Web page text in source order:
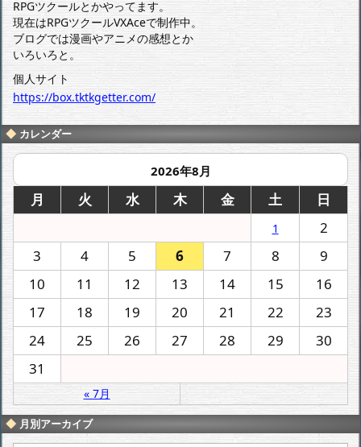
RPGツクールとかやってます。
現在はRPGツクールVXAceで制作中。
ブログでは漫画やアニメの感想とか
いろいろと。
個人サイト
https://box.tktkgetter.com/
カレンダー
2026年8月
月 火 水 木 金 土 日
1
2
3
4 5 6 7 8
9
10
11 12 13 14 15
16
17
18 19 20 21 22
23
24
25 26 27 28 29
30
31
« 7月
月別アーカイブ